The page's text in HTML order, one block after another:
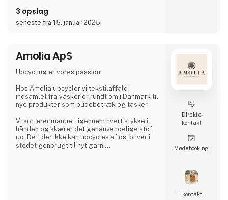
3 opslag
seneste fra 15. januar 2025
Amolia ApS
Upcycling er vores passion!
Hos Amolia upcycler vi tekstilaffald
indsamlet fra vaskerier rundt om i Danmark til
nye produkter som pudebetræk og tasker.
Vi sorterer manuelt igennem hvert stykke i
hånden og skærer det genanvendelige stof
ud. Det, der ikke kan upcycles af os, bliver i
stedet genbrugt til nyt garn.
Direkte
kontakt
Møde­booking
1 kontakt­